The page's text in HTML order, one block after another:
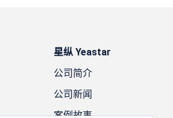
星纵 Yeastar
公司简介
公司新闻
案例故事